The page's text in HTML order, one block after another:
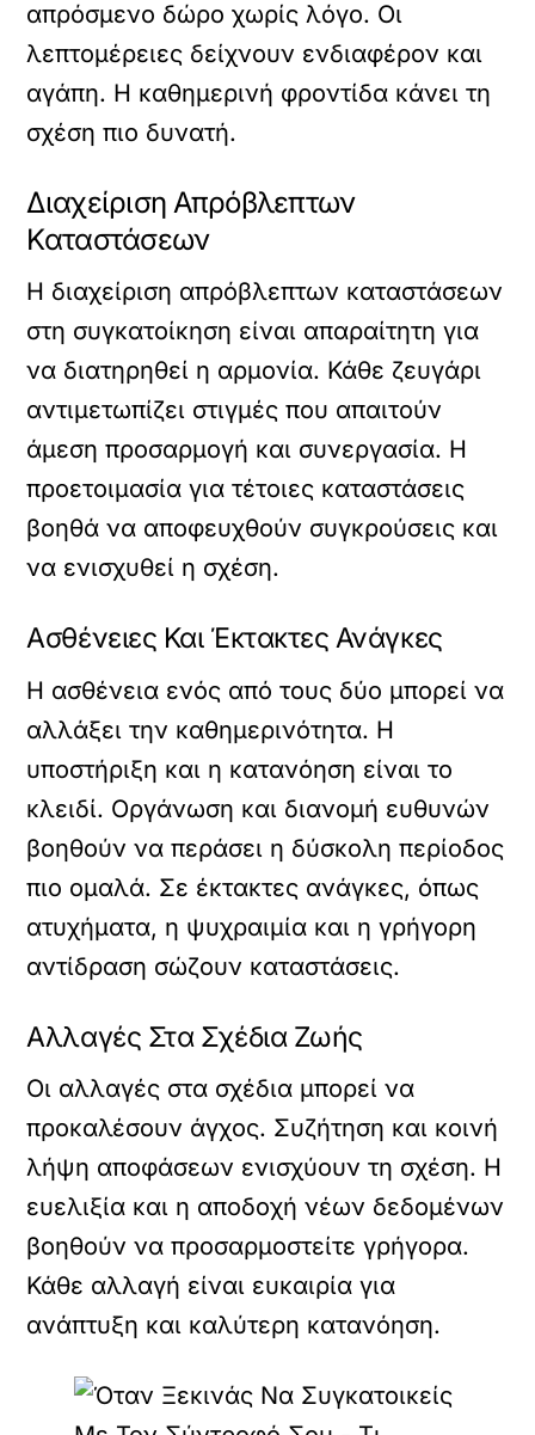
απρόσμενο δώρο χωρίς λόγο. Οι
λεπτομέρειες δείχνουν ενδιαφέρον και
αγάπη. Η καθημερινή φροντίδα κάνει τη
σχέση πιο δυνατή.
Διαχείριση Απρόβλεπτων
Καταστάσεων
Η διαχείριση απρόβλεπτων καταστάσεων
στη συγκατοίκηση είναι απαραίτητη για
να διατηρηθεί η αρμονία. Κάθε ζευγάρι
αντιμετωπίζει στιγμές που απαιτούν
άμεση προσαρμογή και συνεργασία. Η
προετοιμασία για τέτοιες καταστάσεις
βοηθά να αποφευχθούν συγκρούσεις και
να ενισχυθεί η σχέση.
Ασθένειες Και Έκτακτες Ανάγκες
Η ασθένεια ενός από τους δύο μπορεί να
αλλάξει την καθημερινότητα. Η
υποστήριξη και η κατανόηση είναι το
κλειδί. Οργάνωση και διανομή ευθυνών
βοηθούν να περάσει η δύσκολη περίοδος
πιο ομαλά. Σε έκτακτες ανάγκες, όπως
ατυχήματα, η ψυχραιμία και η γρήγορη
αντίδραση σώζουν καταστάσεις.
Αλλαγές Στα Σχέδια Ζωής
Οι αλλαγές στα σχέδια μπορεί να
προκαλέσουν άγχος. Συζήτηση και κοινή
λήψη αποφάσεων ενισχύουν τη σχέση. Η
ευελιξία και η αποδοχή νέων δεδομένων
βοηθούν να προσαρμοστείτε γρήγορα.
Κάθε αλλαγή είναι ευκαιρία για
ανάπτυξη και καλύτερη κατανόηση.